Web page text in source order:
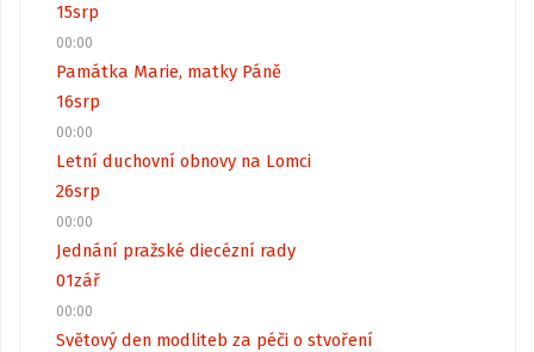
15srp
00:00
Památka Marie, matky Páně
16srp
00:00
Letní duchovní obnovy na Lomci
26srp
00:00
Jednání pražské diecézní rady
01zář
00:00
Světový den modliteb za péči o stvoření